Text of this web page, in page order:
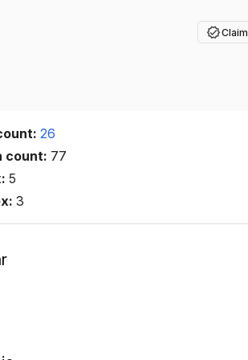
Claim
26
count: 77
5
3